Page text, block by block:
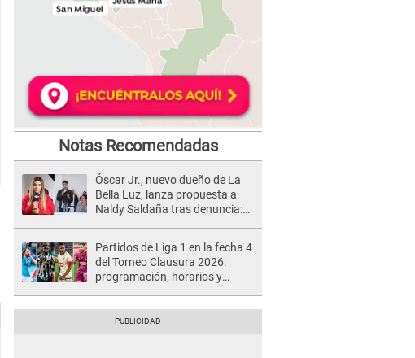
Notas Recomendadas
Óscar Jr., nuevo dueño de La
Bella Luz, lanza propuesta a
Naldy Saldaña tras denuncia:
Partidos de Liga 1 en la fecha 4
del Torneo Clausura 2026:
programación, horarios y